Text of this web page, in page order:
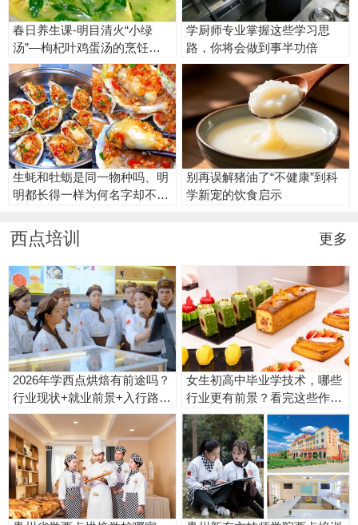
春日养生课-明目清火“小绿
汤”—枸杞叶鸡蛋汤的烹饪秘
籍
学厨师专业掌握这些学习思
路，你将会做到事半功倍
生蚝和牡蛎是同一物种吗、明
明都长得一样为何名字却不
别再误解猪油了“不健康”到科
学新宠的饮食启示
西点培训 更多
2026年学西点烘焙有前途吗？
行业现状+就业前景+入行路径
全解析
女生初高中毕业学技术，哪些
行业更有前景？看完这些作品
你心动了吗